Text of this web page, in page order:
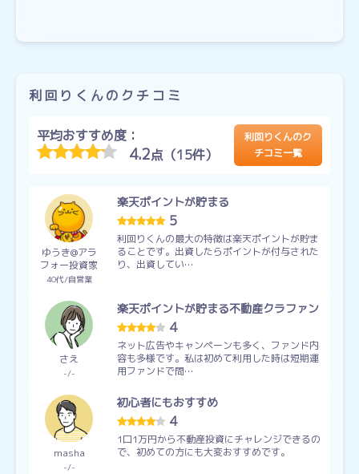
利回りくんのクチコミ
平均おすすめ度：
4.2点（15件）
利回りくんのク
チコミ一覧
ゆうき@アラ
フォー投資家
40代 自営業
楽天ポイントが貯まる
5
利回りくんの最大の特徴は楽天ポイントが貯ま
ることです。出資したらポイントが付与された
り、出資してい…
さえ
- -
楽天ポイントが貯まる不動産クラファン
4
ネット広告やキャンペーンも多く、ファンド内
容も多様です。私は初めて利用した時は短期運
用ファンドで問…
masha
- -
初心者にもおすすめ
4
1口1万円から不動産投資にチャレンジできるの
で、初めての方にも大変おすすめです。